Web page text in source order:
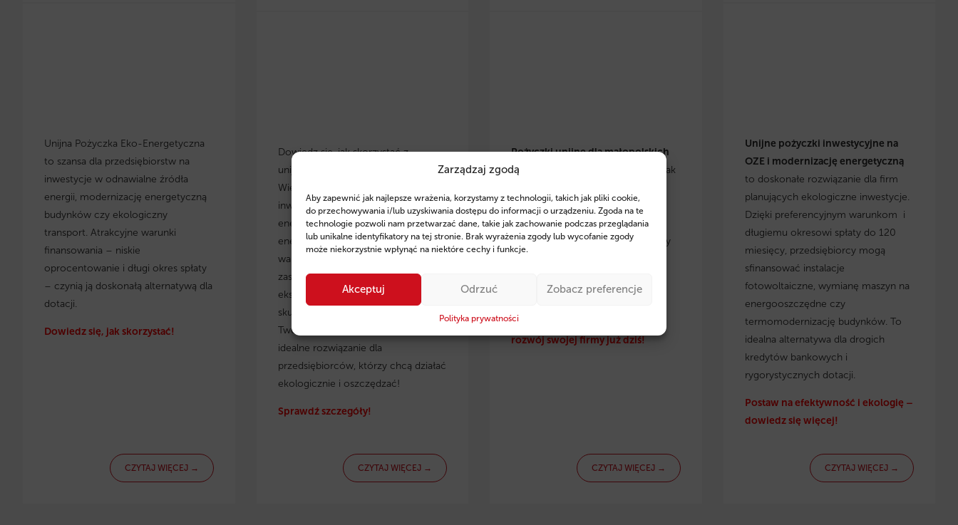
Zarządzaj zgodą
Aby zapewnić jak najlepsze wrażenia, korzystamy z technologii, takich jak pliki cookie,
do przechowywania i/lub uzyskiwania dostępu do informacji o urządzeniu. Zgoda na te
technologie pozwoli nam przetwarzać dane, takie jak zachowanie podczas przeglądania
lub unikalne identyfikatory na tej stronie. Brak wyrażenia zgody lub wycofanie zgody
może niekorzystnie wpłynąć na niektóre cechy i funkcje.
Akceptuj Odrzuć Zobacz preferencje
Polityka prywatności
Unijna Pożyczka Eko-Energetyczna
to szansa dla przedsiębiorstw na
inwestycje w odnawialne źródła
energii, modernizację energetyczną
budynków czy ekologiczny
transport. Atrakcyjne warunki
finansowania – niskie
oprocentowanie i długi okres spłaty
– czynią ją doskonałą alternatywą dla
dotacji.
Dowiedz się, jak skorzystać!
CZYTAJ WIĘCEJ →
Dowiedz się, jak skorzystać z
unijnych eko pożyczek w
Wielkopolsce
inwestycje w OZE, modernizację
energetyczną czy zakup
energooszczędnego sprzętu. Poznaj
warunki finansowania, przykłady
zastosowań oraz sprawdź, jak
eksperci Fintaxis mogą pomóc Ci
skutecznie zdobyć środki na rozwój
Twojej firmy. Eko pożyczka to
idealne rozwiązanie dla
przedsiębiorców, którzy chcą działać
ekologicznie i oszczędzać!
Sprawdź szczegóły!
CZYTAJ WIĘCEJ →
Pożyczki unijne dla małopolskich
przedsiębiorców
– dowiedz się, jak
pożyczek na rozwój, inwestycje i
odnawialne źródła energii. Zyskaj
wsparcie ekspertów Fintaxis, którzy
finansowania.
Sprawdź szczegóły i postaw na
rozwój swojej firmy już dziś!
CZYTAJ WIĘCEJ →
Unijne pożyczki inwestycyjne na
OZE i modernizację energetyczną
to doskonałe rozwiązanie dla firm
planujących ekologiczne inwestycje.
Dzięki preferencyjnym warunkom i
długiemu okresowi spłaty do 120
miesięcy, przedsiębiorcy mogą
sfinansować instalacje
fotowoltaiczne, wymianę maszyn na
energooszczędne czy
termomodernizację budynków. To
idealna alternatywa dla drogich
kredytów bankowych i
rygorystycznych dotacji.
Postaw na efektywność i ekologię –
dowiedz się więcej!
CZYTAJ WIĘCEJ →